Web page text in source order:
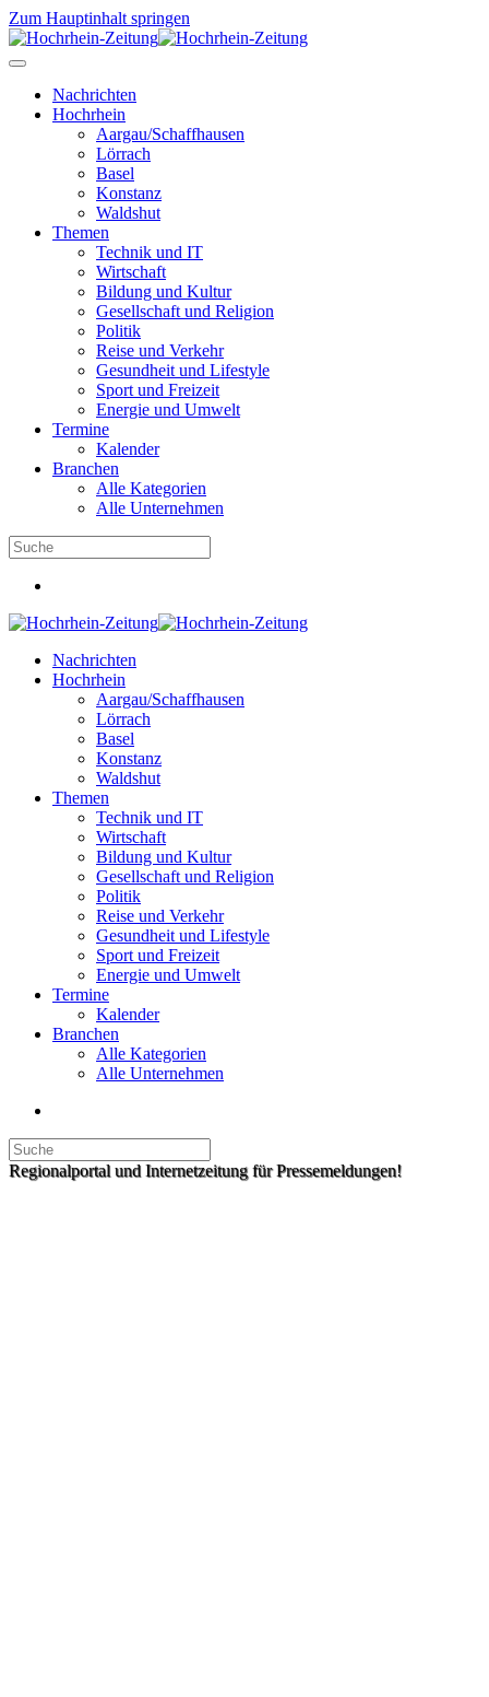
Zum Hauptinhalt springen
Nachrichten
Hochrhein
Aargau/Schaffhausen
Lörrach
Basel
Konstanz
Waldshut
Themen
Technik und IT
Wirtschaft
Bildung und Kultur
Gesellschaft und Religion
Politik
Reise und Verkehr
Gesundheit und Lifestyle
Sport und Freizeit
Energie und Umwelt
Termine
Kalender
Branchen
Alle Kategorien
Alle Unternehmen
Nachrichten
Hochrhein
Aargau/Schaffhausen
Lörrach
Basel
Konstanz
Waldshut
Themen
Technik und IT
Wirtschaft
Bildung und Kultur
Gesellschaft und Religion
Politik
Reise und Verkehr
Gesundheit und Lifestyle
Sport und Freizeit
Energie und Umwelt
Termine
Kalender
Branchen
Alle Kategorien
Alle Unternehmen
Regionalportal und Internetzeitung für Pressemeldungen!